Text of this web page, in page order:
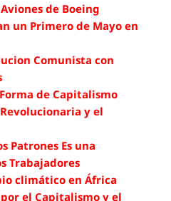
de Boeing
un Primero de Mayo en
Comunista con
de Capitalismo
y el
Patrones Es una
Trabajadores
climático en África
el Capitalismo y el